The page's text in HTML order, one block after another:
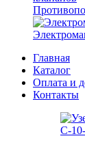
Главная
Каталог
Оплата и
Контакты